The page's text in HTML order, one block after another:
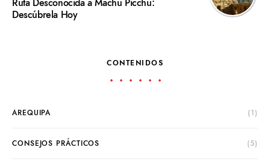
Ruta Desconocida a Machu Picchu:
Descúbrela Hoy
CONTENIDOS
AREQUIPA (1)
CONSEJOS PRÁCTICOS (5)